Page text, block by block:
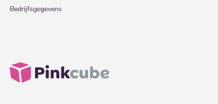
Bedrijfsgegevens